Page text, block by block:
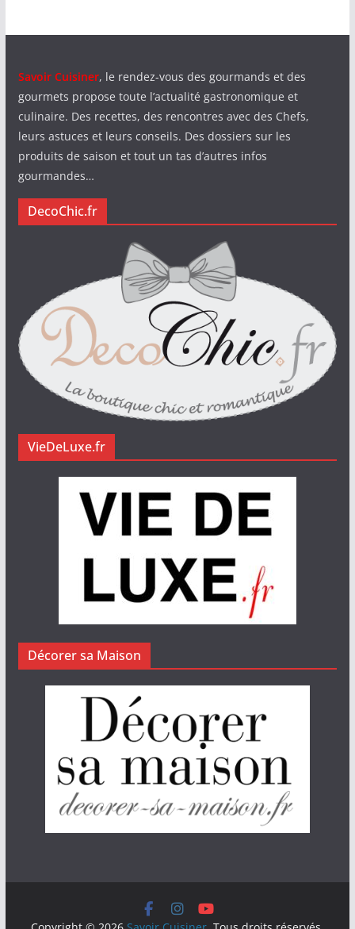
Savoir Cuisiner, le rendez-vous des gourmands et des
gourmets propose toute l’actualité gastronomique et
culinaire. Des recettes, des rencontres avec des Chefs,
leurs astuces et leurs conseils. Des dossiers sur les
produits de saison et tout un tas d’autres infos
gourmandes…
DecoChic.fr
VieDeLuxe.fr
Décorer sa Maison